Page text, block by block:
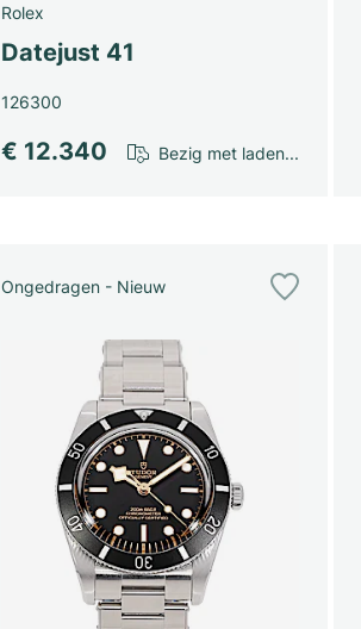
Rolex
Datejust 41
126300
€ 12.340 Bezig met laden...
Ongedragen - Nieuw